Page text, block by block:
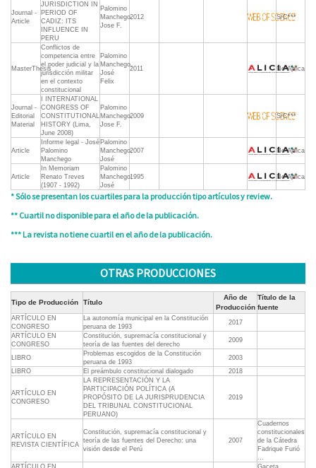
Journal -
Article
JURISDICTION IN
PERIOD OF
CADIZ: ITS
INFLUENCE IN
PERU
Palomino
Manchego,
Jose F.
2012 S/C***
MasterThesis
Conflictos de
competencia entre
el poder judicial y la
jurisdicción militar
en el contexto
constitucional
Palomino
Manchego,
José
Felix
2011 No Aplica
Journal -
Editorial
Material
I INTERNATIONAL
CONGRESS OF
CONSTITUTIONAL
HISTORY (Lima,
June 2008)
Palomino
Manchego,
Jose F.
2009 S/C***
Article
Informe legal - José
Palomino
Manchego
Palomino
Manchego,
José
2007 No Aplica
Article
In Memoriam
Renato Treves
(1907 - 1992)
Palomino
Manchego,
José
1995 No Aplica
* Sólo se presentan los cuartiles para la producción tipo artículos y review.
** Cuartil no disponible para el año de la publicación.
*** La revista no tiene cuartil en el año de la publicación.
OTRAS PRODUCCIONES
Tipo de Producción Título
Año de
Producción
Título de la
fuente
ARTÍCULO EN
CONGRESO
La autonomía municipal en la Constitución
peruana de 1993
2017
ARTÍCULO EN
CONGRESO
Constitución, supremacía constitucional y
teoría de las fuentes del derecho
2009
LIBRO
Problemas escogidos de la Constitución
peruana de 1993
2003
LIBRO
El preámbulo constitucional dialogado 2018
ARTÍCULO EN
CONGRESO
LA REPRESENTACIÓN Y LA
PARTICIPACIÓN POLÍTICA (A
PROPÓSITO DE LA JURISPRUDENCIA
DEL TRIBUNAL CONSTITUCIONAL
PERUANO)
2019
ARTÍCULO EN
REVISTA CIENTÍFICA
Constitución, supremacía constitucional y
teoría de las fuentes del Derecho: una
visión desde el Perú
2007
Cuadernos
constitucionales
de la Cátedra
Fadrique Furió
...
ARTÍCULO EN
Gaceta